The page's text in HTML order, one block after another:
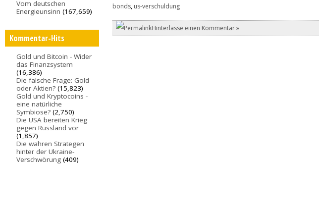
Vom deutschen
Energieunsinn (167,659)
Kommentar-Hits
Gold und Bitcoin - Wider
das Finanzsystem
(16,386)
Die falsche Frage: Gold
oder Aktien? (15,823)
Gold und Kryptocoins -
eine natürliche
Symbiose? (2,750)
Die USA bereiten Krieg
gegen Russland vor
(1,857)
Die wahren Strategen
hinter der Ukraine-
Verschwörung (409)
bonds, us-verschuldung
Hinterlasse einen Kommentar »